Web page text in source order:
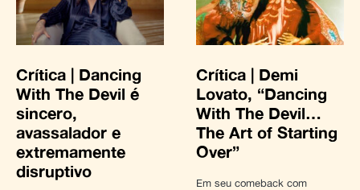
Crítica | Dancing
With The Devil é
sincero,
avassalador e
extremamente
disruptivo
Crítica | Demi
Lovato, “Dancing
With The Devil…
The Art of Starting
Over”
Em seu comeback com